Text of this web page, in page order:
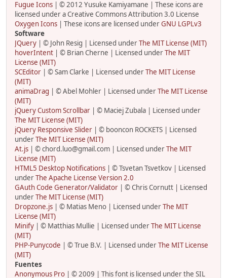
Fugue Icons | © 2012 Yusuke Kamiyamane | These icons are
licensed under a Creative Commons Attribution 3.0 License
Oxygen Icons | These icons are licensed underGNU LGPLv3
Software
JQuery | © John Resig | Licensed underThe MIT License (MIT)
hoverIntent | © Brian Cherne | Licensed underThe MIT
License (MIT)
SCEditor | © Sam Clarke | Licensed underThe MIT License
(MIT)
animaDrag | © Abel Mohler | Licensed underThe MIT License
(MIT)
jQuery Custom Scrollbar | © Maciej Zubala | Licensed under
The MIT License (MIT)
jQuery Responsive Slider | © booncon ROCKETS | Licensed
underThe MIT License (MIT)
At.js | © chord.luo@gmail.com | Licensed underThe MIT
License (MIT)
HTML5 Desktop Notifications | © Tsvetan Tsvetkov | Licensed
underThe Apache License Version 2.0
GAuth Code Generator/Validator | © Chris Cornutt | Licensed
underThe MIT License (MIT)
Dropzone.js | © Matias Meno | Licensed underThe MIT
License (MIT)
Minify | © Matthias Mullie | Licensed underThe MIT License
(MIT)
PHP-Punycode | © True B.V. | Licensed underThe MIT License
(MIT)
Fuentes
Anonymous Pro | © 2009 | This font is licensed under the SIL